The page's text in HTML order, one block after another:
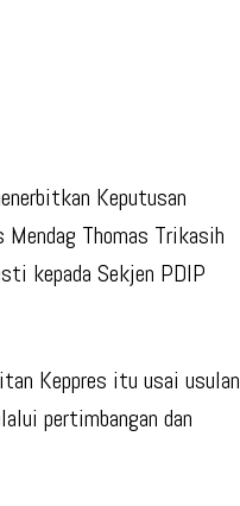
Keputusan
Thomas Trikasih
kepada Sekjen PDIP
Keppres itu usai usulan
pertimbangan dan